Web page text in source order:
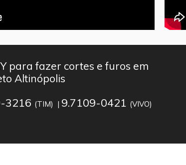
para fazer cortes e furos em
Altinópolis
3216 (TIM) | 9.7109-0421 (VIVO)